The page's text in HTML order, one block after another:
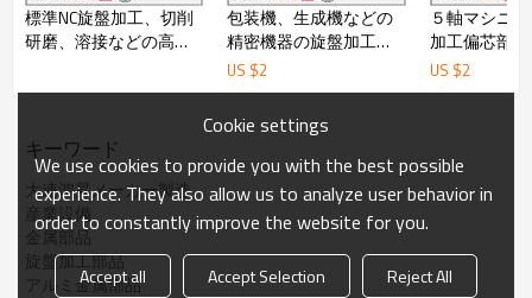
5.当社の検査設備は全部で日本ミツトヨ製のオリジナル
な輸入品で、安定な設備なので、、検査の精度をよく保
証致します、
今まで、先端的なミツトヨ製の全自動三次元測定機、二
次元測定機、ハイトゲージ、表面粗さ測定機などをお持
6.こちらの会社は実際の工場であります、貿易会社では
なくて、部品の単価が実際な製品の品質の構成単価であ
ります、
貿易会社よりさらに品質をご保証致す上には、単価をよ
くお控え致します。ですので、単価が安くなります、中
には 貿易会社のサービスも減少致します。
7.弊社は生産型企業です、但し、自分の貿易部門をお持
標準NC旋盤加工、切削
研磨、溶接などの高精
包装機、生成機などの
精密機器の旋盤加工部
品
US $2
５軸マシニ
加工偏芯部
品/高精密旋
US $2
キーワード
大連鴻昇メーカー製造
産業設備
金属部品
旋盤加工部品
アルミ金属部品
Cookie settings
We use cookies to provide you with the best possible
experience. They also allow us to analyze user behavior in
order to constantly improve the website for you.
Accept all Accept Selection Reject All